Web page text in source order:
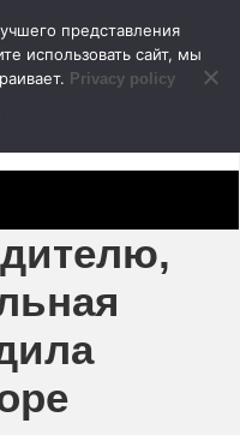
только, новинки зарубежного
представления
использовать сайт, мы
Privacy policy